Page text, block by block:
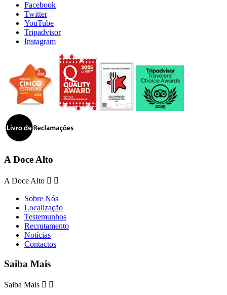
Facebook
Twitter
YouTube
Tripadvisor
Instagram
A Doce Alto
A Doce Alto  
Sobre Nós
Localização
Testemunhos
Recrutamento
Notícias
Contactos
Saiba Mais
Saiba Mais  